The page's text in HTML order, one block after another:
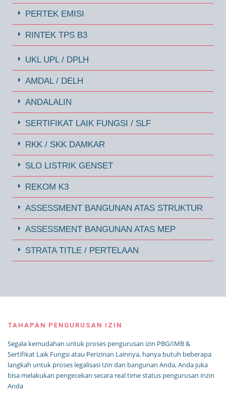
PERTEK EMISI
RINTEK TPS B3
UKL UPL / DPLH
AMDAL / DELH
ANDALALIN
SERTIFIKAT LAIK FUNGSI / SLF
RKK / SKK DAMKAR
SLO LISTRIK GENSET
REKOM K3
ASSESSMENT BANGUNAN ATAS STRUKTUR
ASSESSMENT BANGUNAN ATAS MEP
STRATA TITLE / PERTELAAN
TAHAPAN PENGURUSAN IZIN
Segala kemudahan untuk proses pengurusan izin PBG/IMB &
Sertifikat Laik Fungsi atau Perizinan Lainnya, hanya butuh beberapa
langkah untuk proses legalisasi Izin dan bangunan Anda, Anda juka
bisa melakukan pengecekan secara real time status pengurusan inzin
Anda